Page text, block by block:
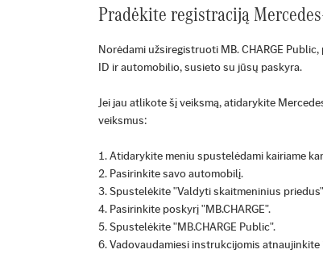
Pradėkite registraciją
Norėdami užsiregistruoti MB. CHARGE
ID ir automobilio, susieto su jūsų paskyra.
Jei jau atlikote šį veiksmą, atidarykite
veiksmus:
Atidarykite meniu spustelėdami kairiame
Pasirinkite savo automobilį.
Spustelėkite "Valdyti skaitmeninius
Pasirinkite poskyrį "MB.CHARGE".
Spustelėkite "MB.CHARGE Public".
Vadovaudamiesi instrukcijomis atnaujinkite